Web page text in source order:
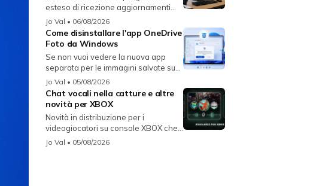
esteso di ricezione aggiornamenti
per...
Jo Val • 06/08/2026
Come disinstallare l'app OneDrive
Foto da Windows
Se non vuoi vedere la nuova app
separata per le immagini salvate su
On...
Jo Val • 05/08/2026
Chat vocali nella catture e altre
novità per XBOX
Novità in distribuzione per i
videogiocatori su console XBOX che
migli...
Jo Val • 05/08/2026